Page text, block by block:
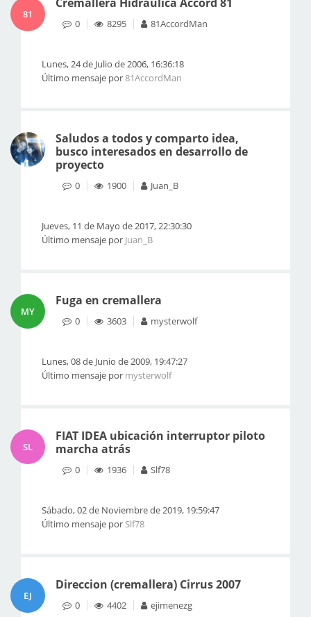
81
0 8295 81AccordMan
Lunes, 24 de Julio de 2006, 16:36:18
Último mensaje por81AccordMan
Saludos a todos y comparto idea,
busco interesados en desarrollo de
proyecto
0 1900 Juan_B
Jueves, 11 de Mayo de 2017, 22:30:30
Último mensaje por Juan_B
MY
Fuga en cremallera
0 3603 mysterwolf
Lunes, 08 de Junio de 2009, 19:47:27
Último mensaje por mysterwolf
SL
FIAT IDEA ubicación interruptor piloto
marcha atrás
0 1936 Slf78
Sábado, 02 de Noviembre de 2019, 19:59:47
Último mensaje por Slf78
EJ
Direccion (cremallera) Cirrus 2007
0 4402 ejimenezg